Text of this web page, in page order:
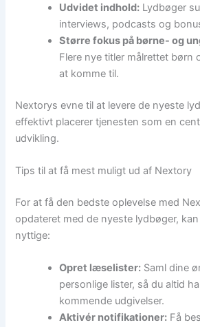
Udvidet indhold: Lydbøger
interviews, podcasts og
Større fokus på børne- og
Flere nye titler målrettet børn
at komme til.
Nextorys evne til at levere de nyeste
effektivt placerer tjenesten som en
udvikling.
Tips til at få mest muligt ud af Nextory
For at få den bedste oplevelse med
opdateret med de nyeste lydbøger,
nyttige:
Opret læselister: Saml dine
personlige lister, så du altid
kommende udgivelser.
Aktivér notifikationer: Få